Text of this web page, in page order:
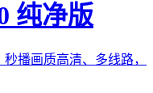
纯净版
播画质高清、多线路，